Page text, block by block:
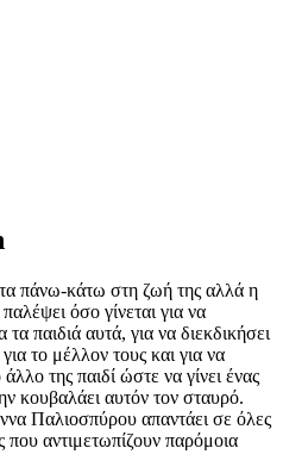
πάνω-κάτω στη ζωή της αλλά η
όσο γίνεται για να
παιδιά αυτά, για να διεκδικήσει
το μέλλον τους και για να
της παιδί ώστε να γίνει ένας
κουβαλάει αυτόν τον σταυρό.
Παλιοσπύρου απαντάει σε όλες
που αντιμετωπίζουν παρόμοια